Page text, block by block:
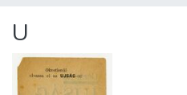
Statistics
About us
U